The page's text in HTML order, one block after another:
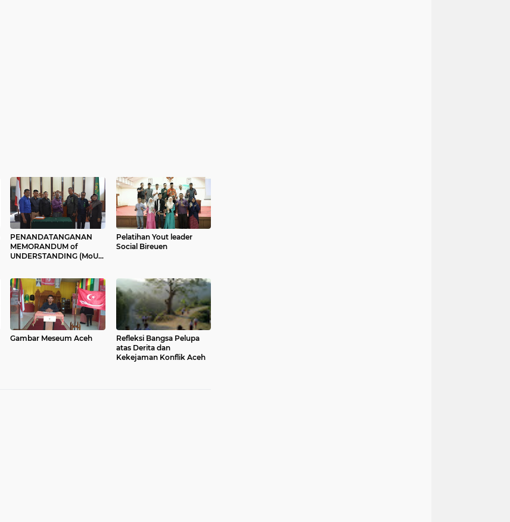
PENANDATANGANAN
MEMORANDUM of
UNDERSTANDING (MoU)
Pelatihan Yout leader
Social Bireuen
Gambar Meseum Aceh
Refleksi Bangsa Pelupa
atas Derita dan
Kekejaman Konflik Aceh